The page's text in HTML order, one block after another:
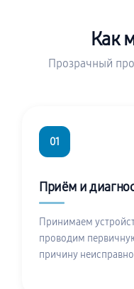
Как
Прозрачный
01
Приём и
Принимаем
проводим
причину